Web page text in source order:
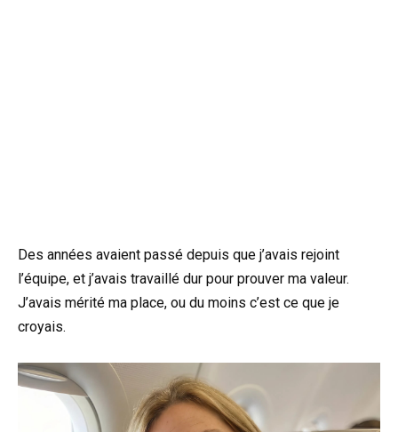
Des années avaient passé depuis que j’avais rejoint
l’équipe, et j’avais travaillé dur pour prouver ma valeur.
J’avais mérité ma place, ou du moins c’est ce que je
croyais.